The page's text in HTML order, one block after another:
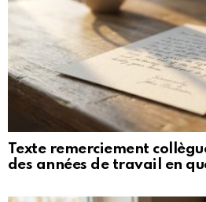
Texte remerciement
des années de travail en